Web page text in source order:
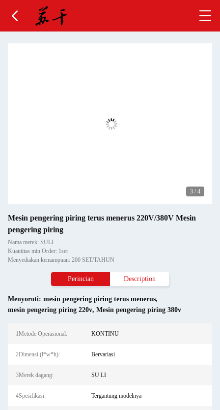
3 / 4
Mesin pengering piring terus menerus 220V/380V Mesin
pengering piring
Nama merek: SULI
Kuantitas min Order: 1set
Menyediakan kemampuan: 200 SET/TAHUN
Perincian Description
Menyoroti: mesin pengering piring terus menerus,
mesin pengering piring 220v, Mesin pengering piring 380v
1Metode Operasional: KONTINU
2Dimensi (l*w*h): Bervariasi
3Merek dagang: SU LI
4Spesifikasi: Tergantung modelnya